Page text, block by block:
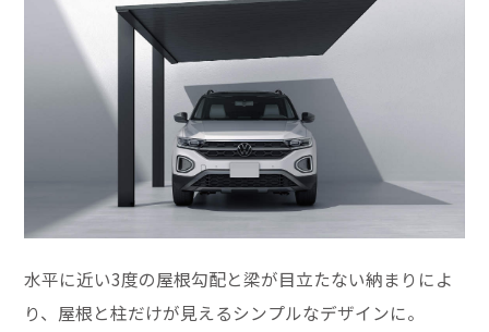
水平に近い3度の屋根勾配と梁が目立たない納まりによ
り、屋根と柱だけが見えるシンプルなデザインに。